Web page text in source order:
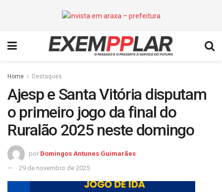
Home Destaques
Ajesp e Santa Vitória disputam
o primeiro jogo da final do
Ruralão 2025 neste domingo
por Domingos Antunes Guimarães
29 de novembro de 2025